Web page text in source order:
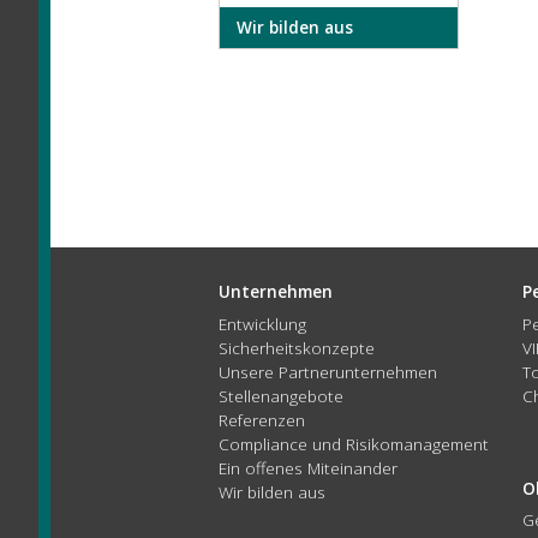
Wir bilden aus
Unternehmen
Entwicklung
Sicherheitskonzepte
Unsere Partnerunternehmen
Stellenangebote
Referenzen
Compliance und Risikomanagement
Ein offenes Miteinander
Wir bilden aus